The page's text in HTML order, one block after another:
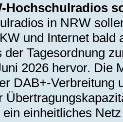
Hochschulradios
in NRW
und Internet
der Tagesordnung
2026 hervor. Die
DAB+-Verbreitung
einheitliches